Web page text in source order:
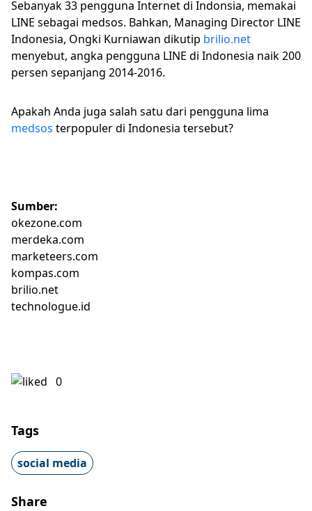
Sebanyak 33 pengguna Internet di Indonsia, memakai
LINE sebagai medsos. Bahkan, Managing Director LINE
Indonesia, Ongki Kurniawan dikutip brilio.net
menyebut, angka pengguna LINE di Indonesia naik 200
persen sepanjang 2014-2016.
Apakah Anda juga salah satu dari pengguna lima
medsos terpopuler di Indonesia tersebut?
Sumber:
okezone.com
merdeka.com
marketeers.com
kompas.com
brilio.net
technologue.id
0
Tags
social media
Share